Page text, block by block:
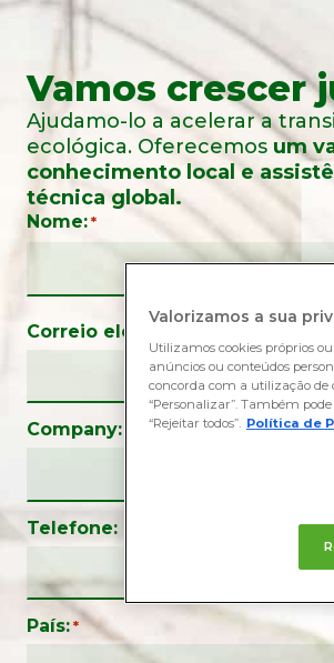
Vamos crescer
Ajudamo-lo a acelerar a
ecológica. Oferecemos um
conhecimento local e
técnica global.
Nome: *
Correio eletrónico:
Company:
Telefone:
País: *
Valorizamos a sua
Utilizamos cookies próprios
anúncios ou conteúdos
concorda com a utilização de
“Personalizar”. Também
“Rejeitar todos”. Política de